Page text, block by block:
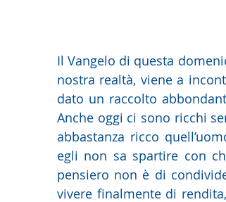
Il Vangelo di questa
nostra realtà, viene a
dato un raccolto
Anche oggi ci sono ricchi
abbastanza ricco
egli non sa spartire con
pensiero non è di
vivere finalmente di